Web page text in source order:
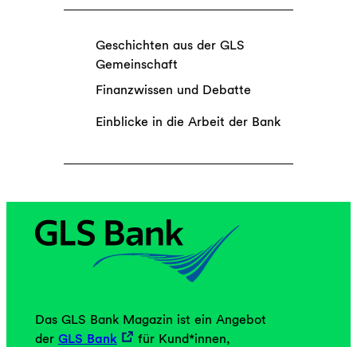
Geschichten aus der GLS
Gemeinschaft
Finanzwissen und Debatte
Einblicke in die Arbeit der Bank
Das GLS Bank Magazin ist ein Angebot
der GLS Bank
für Kund*innen,